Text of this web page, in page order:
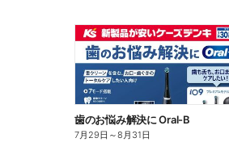
歯のお悩み解決に Oral-B
7月29日 ～8月31日